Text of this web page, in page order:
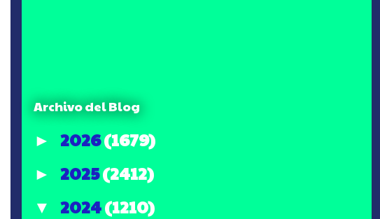
Archivo del Blog
► 2026(1679)
► 2025(2412)
▼ 2024(1210)